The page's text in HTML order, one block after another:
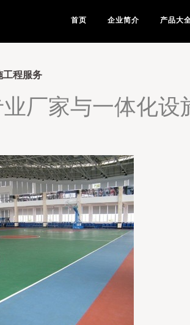
首页 企业简介 产品大
工程服务
厂家与一体化设